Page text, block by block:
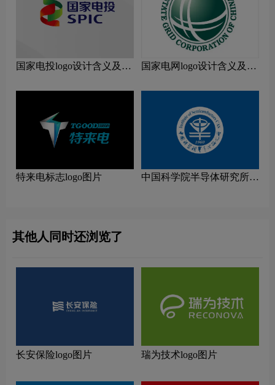
国家电投logo设计含义及设
国家电网logo设计含义及设
特来电标志logo图片
中国科学院半导体研究所
其他人同时还浏览了
长安保险logo图片 瑞为技术logo图片